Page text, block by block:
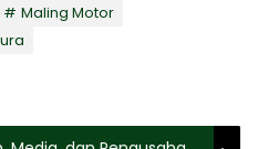
Maling Motor